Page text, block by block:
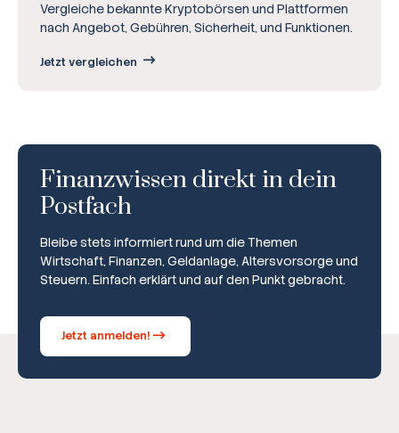
Vergleiche bekannte Kryptobörsen und Plattformen
nach Angebot, Gebühren, Sicherheit, und Funktionen.
Jetzt vergleichen
Finanzwissen direkt in dein
Postfach
Bleibe stets informiert rund um die Themen
Wirtschaft, Finanzen, Geldanlage, Altersvorsorge und
Steuern. Einfach erklärt und auf den Punkt gebracht.
Jetzt anmelden!